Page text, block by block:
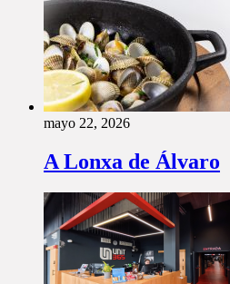
mayo 22, 2026
A Lonxa de Álvaro